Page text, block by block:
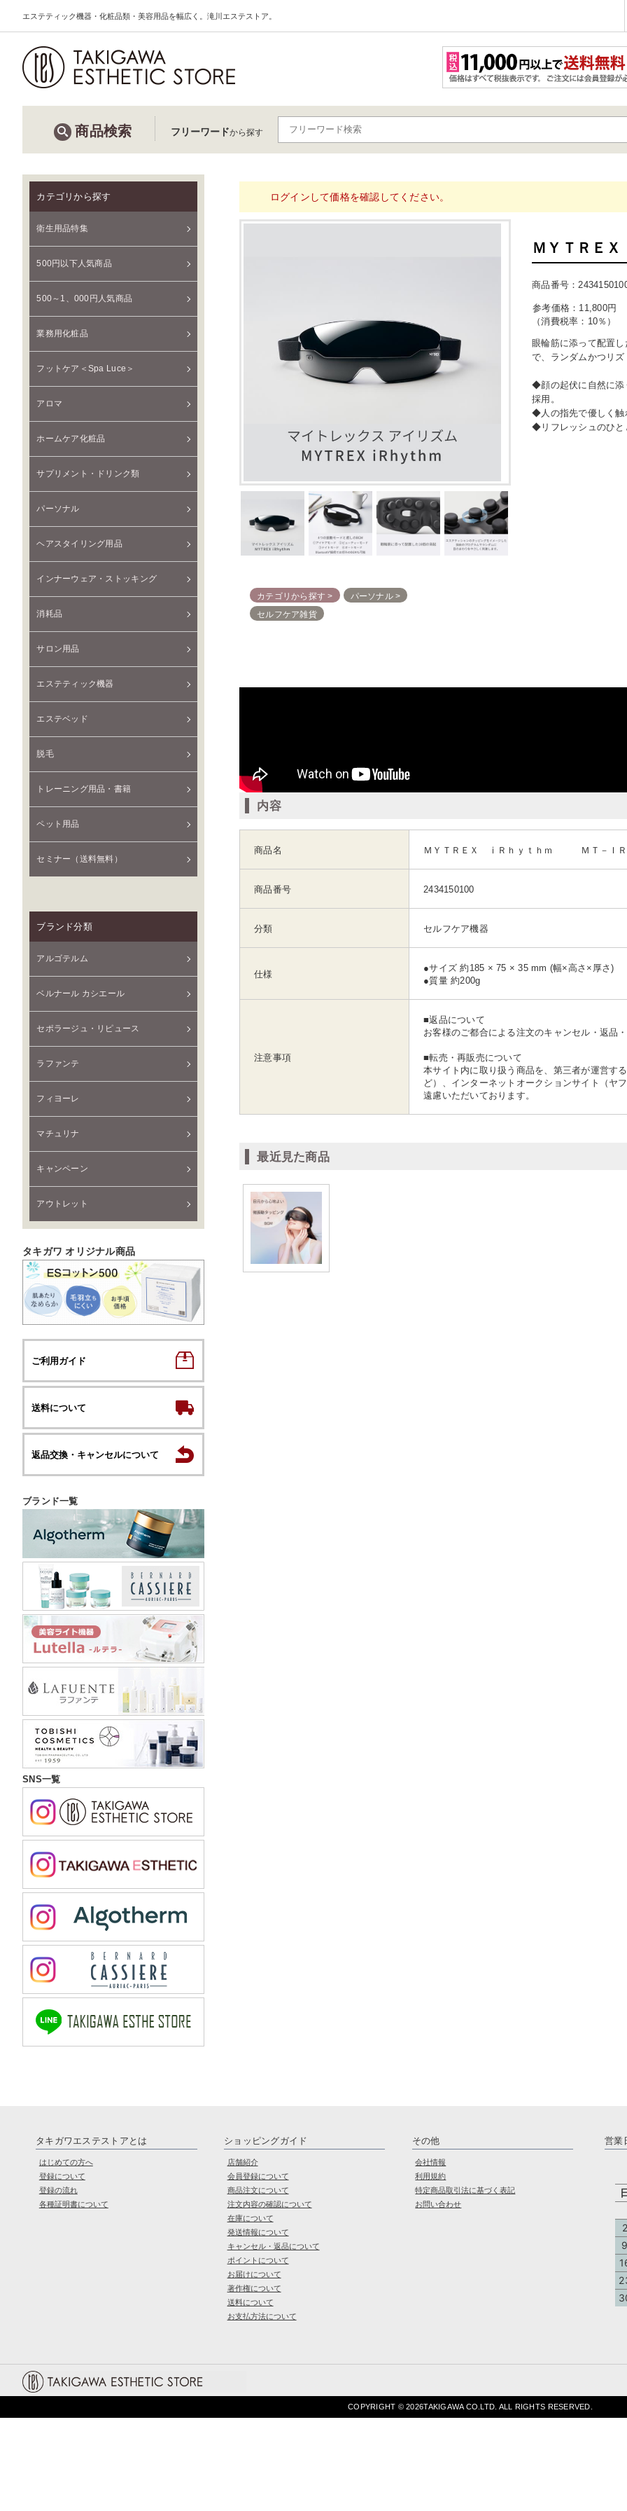
エステティック機器・化粧品類・美容用品を幅広く。滝川エステストア。
商品検索 フリーワードから探す
ログインして価格を確認してください。
カテゴリから探す
パーソナル
セルフケア雑貨
ＭＹＴＲＥ
商品番号：
11,800円
（消費税率： 10％ ）
眼輪筋に添って配置
で、ランダムかつリ
◆顔の起伏に自然に添
採用。
◆人の指先で優しく触
◆リフレッシュのひと
内容
商品名 ＭＹＴＲＥＸ ⅰＲｈｙｔｈｍ ＭＴ－ＩＲ
商品番号 2434150100
分類 セルフケア機器
仕様
●サイズ 約185 × 75 × 35 mm (幅×高さ×厚さ)
●質量 約200g
注意事項
■返品について
お客様のご都合による注文のキャンセル・返品
■転売・再販売について
本サイト内に取り扱う商品を、第三者が運営す
ど）、インターネットオークションサイト（ヤ
遠慮いただいております。
最近見た商品
カテゴリから探す
衛生用品特集
500円以下人気商品
500～1、000円人気商品
業務用化粧品
フットケア＜Spa Luce＞
アロマ
ホームケア化粧品
サプリメント・ドリンク類
パーソナル
ヘアスタイリング用品
インナーウェア・ストッキング
消耗品
サロン用品
エステティック機器
エステベッド
脱毛
トレーニング用品・書籍
ペット用品
セミナー（送料無料）
ブランド分類
アルゴテルム
ベルナール カシエール
セポラージュ・リピュース
ラファンテ
フィヨーレ
マチュリナ
キャンペーン
アウトレット
タキガワ オリジナル商品
ご利用ガイド
送料について
返品交換・キャンセルについて
ブランド一覧
SNS一覧
タキガワエステストアとは
はじめての方へ
登録について
登録の流れ
各種証明書について
ショッピングガイド
店舗紹介
会員登録について
商品注文について
注文内容の確認について
在庫について
発送情報について
キャンセル・返品について
ポイントについて
お届けについて
著作権について
送料について
お支払方法について
その他
会社情報
利用規約
特定商品取引法に基づく表記
お問い合わせ
営業
COPYRIGHT ©2026TAKIGAWA CO.LTD. ALL RIGHTS RESERVED.